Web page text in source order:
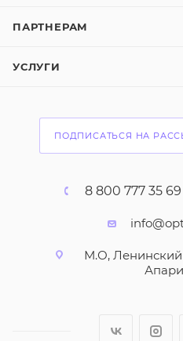
ПАРТНЕРАМ
УСЛУГИ
ПОДПИСАТЬСЯ НА
8 800 777 35 69
М.О, Ленинский